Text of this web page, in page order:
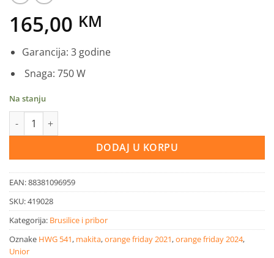
165,00 KM
Garancija: 3 godine
Snaga: 750 W
Na stanju
Makita ugaona brusilica 720w 115 mm količina
DODAJ U KORPU
EAN:88381096959
SKU:419028
Kategorija: Brusilice i pribor
Oznake HWG 541, makita,orange friday 2021,orange friday 2024,
Unior